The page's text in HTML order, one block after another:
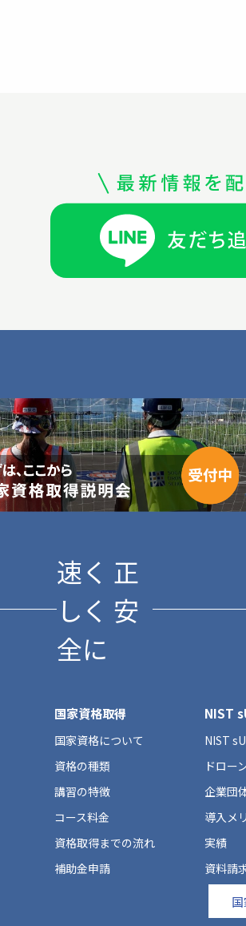
速く 正
しく 安
全に
国家資格取得
国家資格について
資格の種類
講習の特徴
コース料金
資格取得までの流れ
補助金申請
NIST
NIST
ドロー
企業団
導入メ
実績
資料請